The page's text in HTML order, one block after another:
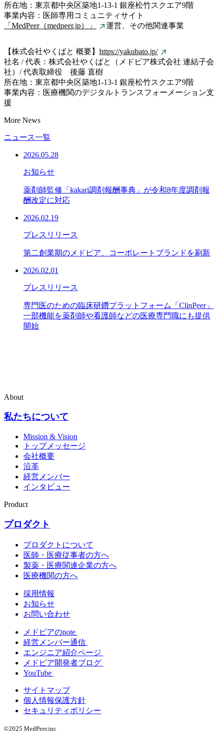
所在地：東京都中央区築地1-13-1 銀座松竹スクエア9階
事業内容：医師専用コミュニティサイト
「MedPeer（medpeer.jp）」
運営、その他関連事業
【株式会社やくばと 概要】 https://yakubato.jp/
社名 / 代表：株式会社やくばと（メドピア株式会社 連結子会
社）/ 代表取締役 後藤 直樹
所在地：東京都中央区築地1-13-1 銀座松竹スクエア9階
事業内容：医療機関のデジタルトランスフォーメーション支
援
More News
ニュース一覧
2026.05.28
お知らせ
薬剤師監修「kakari調剤報酬事典」が令和8年度調剤報
酬改定に対応
2026.02.19
プレスリリース
第二創業期のメドピア、コーポレートブランドを刷新
2026.02.01
プレスリリース
専門医のための臨床研鑽プラットフォーム「ClinPeer」
一部機能を薬剤師や看護師などの医療専門職にも提供
開始
About
私たちについて
Mission & Vision
トップメッセージ
会社概要
沿革
経営メンバー
インタビュー
Product
プロダクト
プロダクトについて
医師・医療従事者の方へ
製薬・医療関連企業の方へ
医療機関の方へ
採用情報
お知らせ
お問い合わせ
メドピアのnote
経営メンバー通信
エンジニア紹介ページ
メドピア開発者ブログ
YouTube
サイトマップ
個人情報保護方針
セキュリティポリシー
©2025 MedPeer.inc